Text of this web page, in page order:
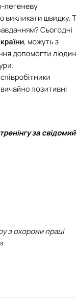
легеневу
викликати швидку.
Сьогодні
, можуть з
допомогти
позитивні
за свідомий
з охорони праці